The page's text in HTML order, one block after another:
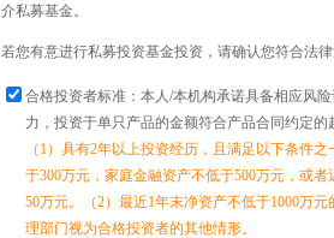
介私募基金。
若您有意进行私募投资基金投资，请确认您符合法
合格投资者标准：本人/本机构承诺具备相应风
力，投资于单只产品的金额符合产品合同约定的
（1）具有2年以上投资经历，且满足以下条件
于300万元，家庭金融资产不低于500万元，或
50万元。（2）最近1年末净资产不低于1000万
理部门视为合格投资者的其他情形。